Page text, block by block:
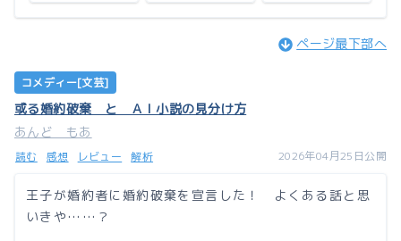
ページ最下部へ
コメディー[文芸]
或る婚約破棄 と ＡＩ小説の見分け方
あんど もあ
読む 感想 レビュー 解析 2026年04月25日公開
王子が婚約者に婚約破棄を宣言した！ よくある話と思
いきや……？